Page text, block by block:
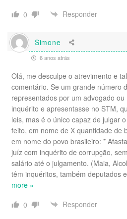
0
Responder
Simone
6 anos atrás
Olá, me desculpe o atrevimento e
comentário. Se um grande número
representados por um advogado
inquérito e apresentasse no STM,
leis, mas é o único capaz de julgar
feito, em nome de X quantidade de
em nome do povo brasileiro: *
juíz com inquérito de corrupção,
salário até o julgamento. (Maia,
têm inquéritos, também deputados
more »
0
Responder